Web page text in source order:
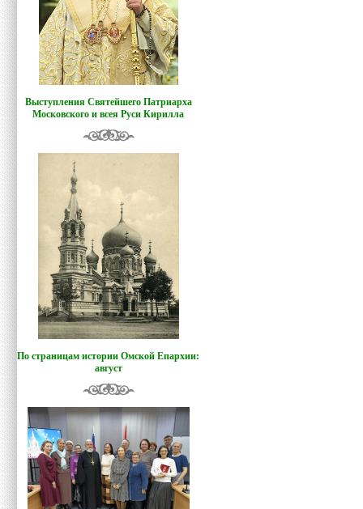
Выступления Святейшего Патриарха
Московского и всея Руси Кирилла
По страницам истории Омской Епархии:
август